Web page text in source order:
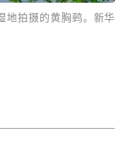
地拍摄的黄胸鹀。新华